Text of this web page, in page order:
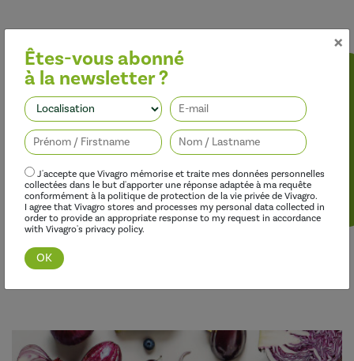
Trois gammes complémentaires
pour répondre à tous les besoins de
la plante
Protéger les cultures naturellement
Nos produits biosourcés ont pour but de protéger durablement
les cultures contre les maladies et les ravageurs, en utilisant des
×
Êtes-vous abonné
à la newsletter ?
J'accepte que Vivagro mémorise et traite mes données personnelles
collectées dans le but d'apporter une réponse adaptée à ma requête
conformément à la politique de protection de la vie privée de Vivagro.
I agree that Vivagro stores and processes my personal data collected in
order to provide an appropriate response to my request in accordance
with Vivagro's privacy policy.